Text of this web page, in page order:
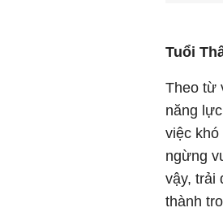
Tuổi
Theo từ
năng
việc khó
ngừng
vậy, trải
thành